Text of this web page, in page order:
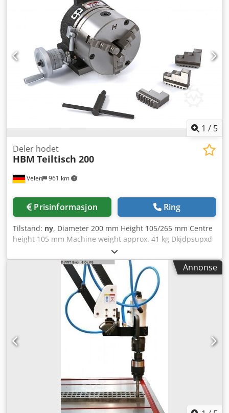
1 / 5
Velen 961 km
Deler hodet
HBM Teiltisch 200
Prisinformasjon Ring
Tilstand: ny, Diameter 200 mm Height 105/265 mm Centre
height 105 mm Machine weight approx. 41 kg Dkjdpsupxd
Rjfx Abper Space requirement approx. 400 x 330 x 310 mm
Annonse